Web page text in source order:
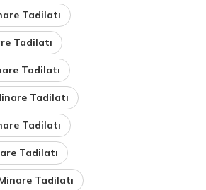
Tadilatı
Tadilatı
Tadilatı
Tadilatı
Tadilatı
Tadilatı
Tadilatı